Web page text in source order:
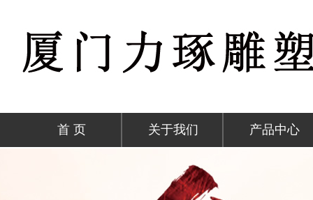
首 页 关于我们 产品中心